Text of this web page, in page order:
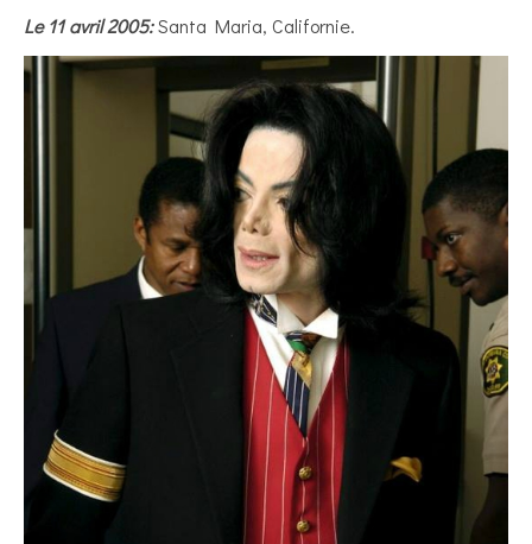
Le 11 avril 2005:Santa Maria, Californie.